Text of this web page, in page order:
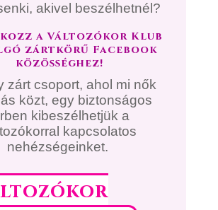
akivel beszélhetnél?
a Változókor Klub
zártkörű Facebook
közösséghez!
zárt csoport, ahol mi nők
közt, egy biztonságos
kibeszélhetjük a
kapcsolatos
nehézségeinket.